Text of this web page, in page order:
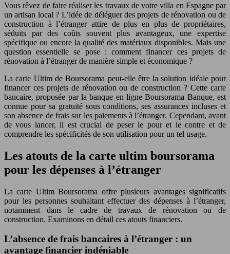
Vous rêvez de faire réaliser les travaux de votre villa en Espagne par
un artisan local ? L’idée de déléguer des projets de rénovation ou de
construction à l’étranger attire de plus en plus de propriétaires,
séduits par des coûts souvent plus avantageux, une expertise
spécifique ou encore la qualité des matériaux disponibles. Mais une
question essentielle se pose : comment financer ces projets de
rénovation à l’étranger de manière simple et économique ?
La carte Ultim de Boursorama peut-elle être la solution idéale pour
financer ces projets de rénovation ou de construction ? Cette carte
bancaire, proposée par la banque en ligne Boursorama Banque, est
connue pour sa gratuité sous conditions, ses assurances incluses et
son absence de frais sur les paiements à l’étranger. Cependant, avant
de vous lancer, il est crucial de peser le pour et le contre et de
comprendre les spécificités de son utilisation pour un tel usage.
Les atouts de la carte ultim boursorama
pour les dépenses à l’étranger
La carte Ultim Boursorama offre plusieurs avantages significatifs
pour les personnes souhaitant effectuer des dépenses à l’étranger,
notamment dans le cadre de travaux de rénovation ou de
construction. Examinons en détail ces atouts financiers.
L’absence de frais bancaires à l’étranger : un
avantage financier indéniable